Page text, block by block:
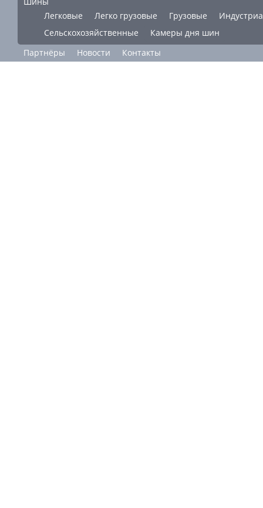
Легковые
Легко грузовые Грузовые
Сельскохозяйственные
Камеры дня шин
Партнёры
Новости Контакты